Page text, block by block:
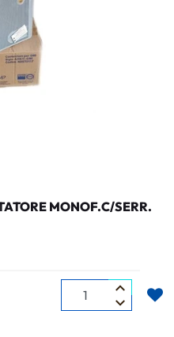
MONOF.C/SERR.